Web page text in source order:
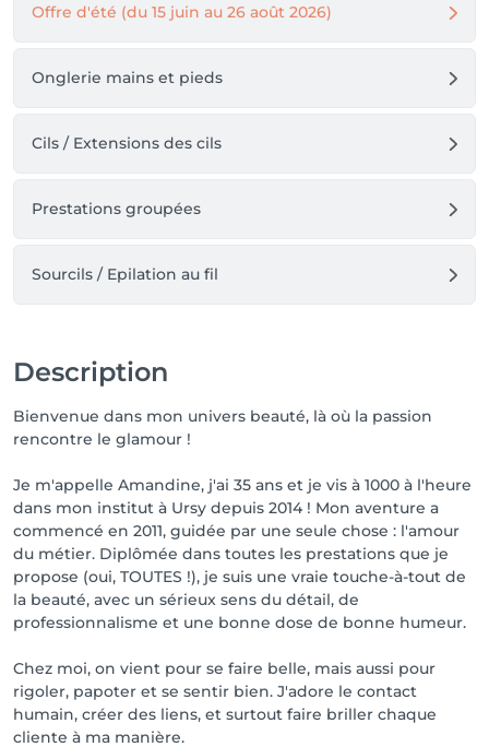
Offre d'été (du 15 juin au 26 août 2026)
Onglerie mains et pieds
Cils / Extensions des cils
Prestations groupées
Sourcils / Epilation au fil
Description
Bienvenue dans mon univers beauté, là où la passion
rencontre le glamour !
Je m'appelle Amandine, j'ai 35 ans et je vis à 1000 à l'heure
dans mon institut à Ursy depuis 2014 ! Mon aventure a
commencé en 2011, guidée par une seule chose : l'amour
du métier. Diplômée dans toutes les prestations que je
propose (oui, TOUTES !), je suis une vraie touche-à-tout de
la beauté, avec un sérieux sens du détail, de
professionnalisme et une bonne dose de bonne humeur.
Chez moi, on vient pour se faire belle, mais aussi pour
rigoler, papoter et se sentir bien. J'adore le contact
humain, créer des liens, et surtout faire briller chaque
cliente à ma manière.